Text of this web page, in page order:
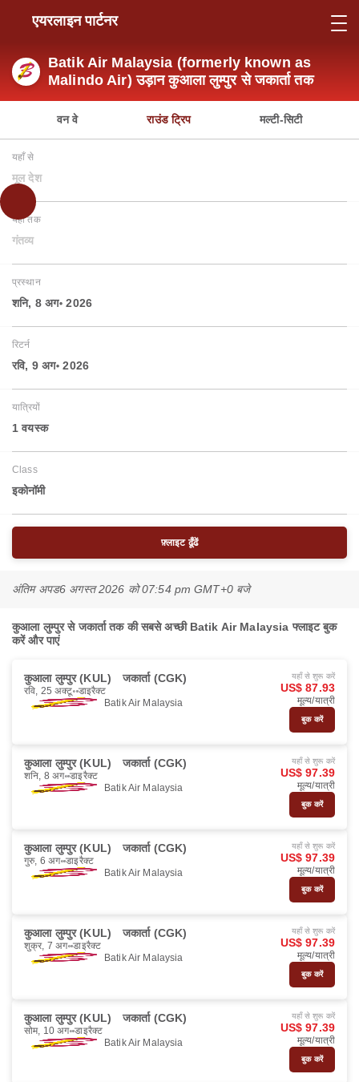
एयरलाइन पार्टनर
Batik Air Malaysia (formerly known as
Malindo Air) उड़ान कुआला लुम्पुर से जकार्ता तक
वन वे राउंड ट्रिप मल्टी-सिटी
यहाँ से
मूल देश
यहाँ तक
गंतव्य
प्रस्थान
शनि, 8 अग॰ 2026
रिटर्न
रवि, 9 अग॰ 2026
यात्रियों
1 वयस्‍क
Class
इकोनॉमी
फ़्लाइट ढूँढें
अंतिम अपड6 अगस्त 2026 को 07:54 pm GMT+0 बजे
कुआला लुम्पुर से जकार्ता तक की सबसे अच्छी Batik Air Malaysia फ्लाइट बुक
करें और पाएं
कुआला लुम्पुर (KUL) जकार्ता (CGK)
रवि, 25 अक्टू॰ डाइरैक्ट
Batik Air Malaysia
यहाँ से शुरू करें
US$ 87.93
मूल्य/यात्री
बुक करें
कुआला लुम्पुर (KUL) जकार्ता (CGK)
शनि, 8 अग॰ डाइरैक्ट
Batik Air Malaysia
यहाँ से शुरू करें
US$ 97.39
मूल्य/यात्री
बुक करें
कुआला लुम्पुर (KUL) जकार्ता (CGK)
गुरु, 6 अग॰ डाइरैक्ट
Batik Air Malaysia
यहाँ से शुरू करें
US$ 97.39
मूल्य/यात्री
बुक करें
कुआला लुम्पुर (KUL) जकार्ता (CGK)
शुक्र, 7 अग॰ डाइरैक्ट
Batik Air Malaysia
यहाँ से शुरू करें
US$ 97.39
मूल्य/यात्री
बुक करें
कुआला लुम्पुर (KUL) जकार्ता (CGK)
सोम, 10 अग॰ डाइरैक्ट
Batik Air Malaysia
यहाँ से शुरू करें
US$ 97.39
मूल्य/यात्री
बुक करें